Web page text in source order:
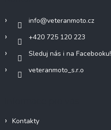
info@veteranmoto.cz
+420 725 120 223
Sleduj nás i na Facebooku!
veteranmoto_s.r.o
Kontakty